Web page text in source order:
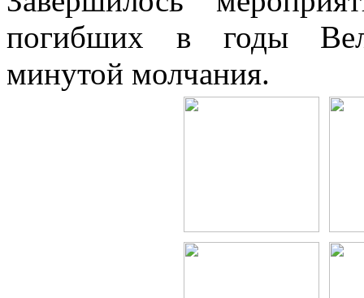
погибших в годы
минутой молчания.